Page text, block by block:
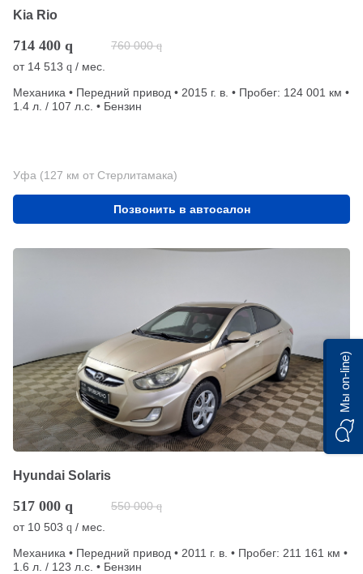
Kia Rio
714 400 q 760 000 q
от 14 513 q / мес.
Механика • Передний привод • 2015 г. в. • Пробег: 124 001 км •
1.4 л. / 107 л.с. • Бензин
Уфа (127 км от Стерлитамака)
Позвонить в автосалон
Hyundai Solaris
517 000 q 550 000 q
от 10 503 q / мес.
Механика • Передний привод • 2011 г. в. • Пробег: 211 161 км •
1.6 л. / 123 л.с. • Бензин
Мы on-line)